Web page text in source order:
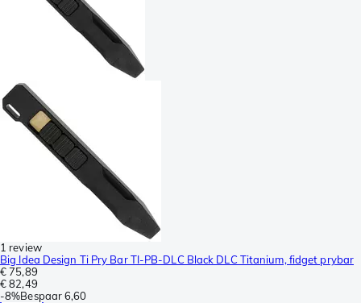
1 review
Big Idea Design Ti Pry Bar TI-PB-DLC Black DLC Titanium, fidget prybar
€ 75,89
€ 82,49
-8%Bespaar6,60